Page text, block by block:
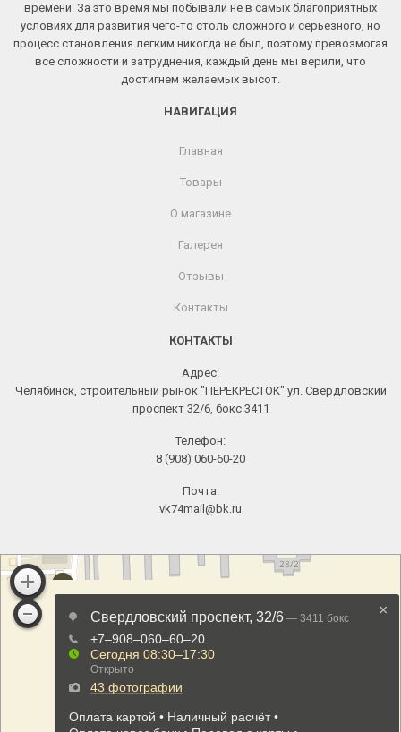
времени. За это время мы побывали не в самых благоприятных
условиях для развития чего-то столь сложного и серьезного, но
процесс становления легким никогда не был, поэтому превозмогая
все сложности и затруднения, каждый день мы верили, что
достигнем желаемых высот.
НАВИГАЦИЯ
Главная
Товары
О магазине
Галерея
Отзывы
Контакты
КОНТАКТЫ
Адрес:
Челябинск, строительный рынок "ПЕРЕКРЕСТОК" ул. Свердловский
проспект 32/6, бокс 3411
Телефон:
8 (908) 060-60-20
Почта:
vk74mail@bk.ru